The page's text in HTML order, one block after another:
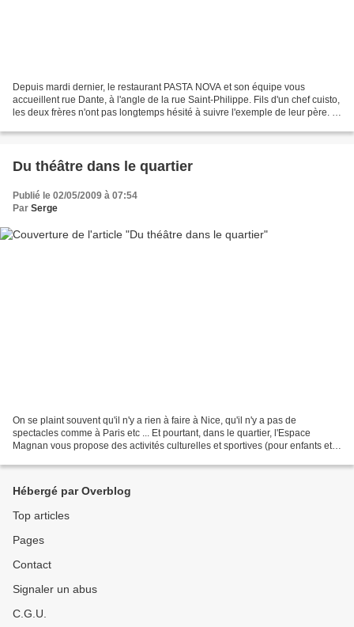
Depuis mardi dernier, le restaurant PASTA NOVA et son équipe vous
accueillent rue Dante, à l'angle de la rue Saint-Philippe. Fils d'un chef cuisto,
les deux frères n'ont pas longtemps hésité à suivre l'exemple de leur père. Ils
Du théâtre dans le quartier
Publié le 02/05/2009 à 07:54
Par Serge
On se plaint souvent qu'il n'y a rien à faire à Nice, qu'il n'y a pas de
spectacles comme à Paris etc ... Et pourtant, dans le quartier, l'Espace
Magnan vous propose des activités culturelles et sportives (pour enfants et
Hébergé par Overblog
Top articles
Pages
Contact
Signaler un abus
C.G.U.